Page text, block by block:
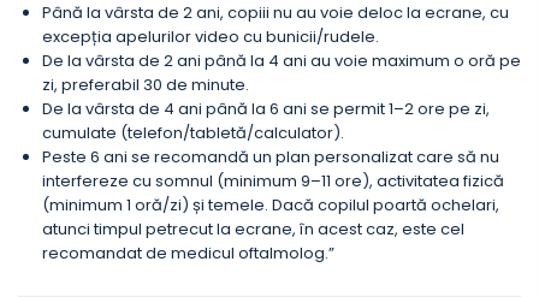
Până la vârsta de 2 ani, copiii nu au voie deloc la ecrane, cu
excepția apelurilor video cu bunicii/rudele.
De la vârsta de 2 ani până la 4 ani au voie maximum o oră pe
zi, preferabil 30 de minute.
De la vârsta de 4 ani până la 6 ani se permit 1–2 ore pe zi,
cumulate (telefon/tabletă/calculator).
Peste 6 ani se recomandă un plan personalizat care să nu
interfereze cu somnul (minimum 9–11 ore), activitatea fizică
(minimum 1 oră/zi) și temele. Dacă copilul poartă ochelari,
atunci timpul petrecut la ecrane, în acest caz, este cel
recomandat de medicul oftalmolog.”